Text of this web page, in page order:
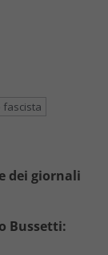
fascista
dei giornali
Bussetti: